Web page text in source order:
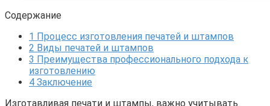
Содержание
1 Процесс изготовления печатей и штампов
2 Виды печатей и штампов
3 Преимущества профессионального подхода к
изготовлению
4 Заключение
Изготавливая печати и штампы, важно учитывать